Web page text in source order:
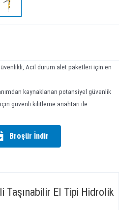
Acil durum alet paketleri için en
kaynaklanan potansiyel güvenlik
güvenli kilitleme anahtarı ile
Broşür İndir
Taşınabilir El Tipi Hidrolik